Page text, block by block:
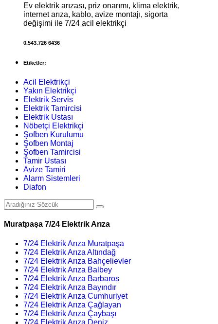
Ev elektrik arızası, priz onarımı, klima elektrik,
internet arıza, kablo, avize montajı, sigorta
değişimi ile 7/24 acil elektrikçi
0.543.726 6436
Etiketler:
Acil Elektrikçi
Yakın Elektrikçi
Elektrik Servis
Elektrik Tamircisi
Elektrik Ustası
Nöbetçi Elektrikçi
Şofben Kurulumu
Şofben Montaj
Şofben Tamircisi
Tamir Ustası
Avize Tamiri
Alarm Sistemleri
Diafon
Muratpaşa 7/24 Elektrik Arıza
7/24 Elektrik Arıza Muratpaşa
7/24 Elektrik Arıza Altındağ
7/24 Elektrik Arıza Bahçelievler
7/24 Elektrik Arıza Balbey
7/24 Elektrik Arıza Barbaros
7/24 Elektrik Arıza Bayındır
7/24 Elektrik Arıza Cumhuriyet
7/24 Elektrik Arıza Çağlayan
7/24 Elektrik Arıza Çaybaşı
7/24 Elektrik Arıza Deniz